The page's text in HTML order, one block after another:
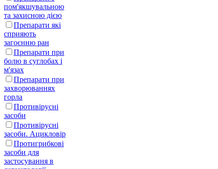
пом'якшувальною
та захисною дією
Препарати які
сприяють
загоєнню ран
Препарати при
болю в суглобах і
м'язах
Препарати при
захворюваннях
горла
Противірусні
засоби
Противірусні
засоби. Ацикловір
Протигрибкові
засоби для
застосування в